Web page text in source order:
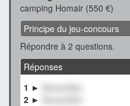
camping Homair (550 €)
Principe du jeu-concours
Répondre à 2 questions.
Réponses
1 ►
XxxxxxXxx
2 ►